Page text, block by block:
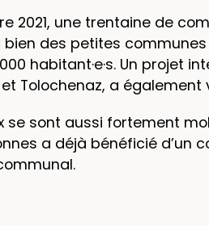
2021, une trentaine de
des petites
habitant·e·s. Un projet
et Tolochenaz, a également
se sont aussi fortement
a déjà bénéficié d’un